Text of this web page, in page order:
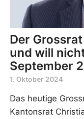
Der
und will
September
1. Oktober 2024
Das heutige
Kantonsrat